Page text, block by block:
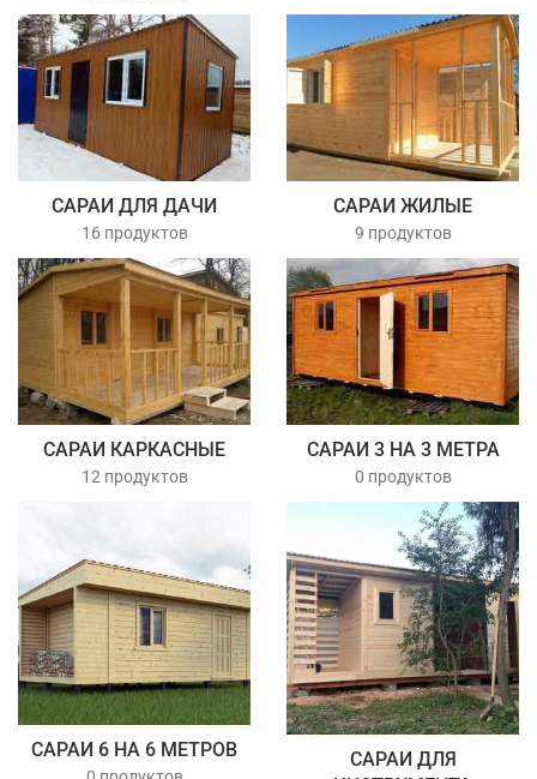
САРАИ ДЛЯ ДАЧИ
16 продуктов
САРАИ ЖИЛЫЕ
9 продуктов
САРАИ КАРКАСНЫЕ
12 продуктов
САРАИ 3 НА 3 МЕТРА
0 продуктов
САРАИ 6 НА 6 МЕТРОВ
САРАИ ДЛЯ